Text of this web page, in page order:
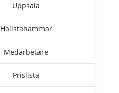
Uppsala
Hallstahammar
Medarbetare
Prislista